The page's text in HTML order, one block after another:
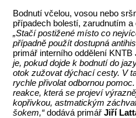
Bodnutí včelou, vosou nebo
případech bolestí, zarudnutím
„Stačí postižené místo co
případně použít dostupná
primář interního oddělení KNTB
je, pokud dojde k bodnutí do
otok zužovat dýchací cesty. V
rychle přivolat odbornou
reakce, která se projeví
kopřivkou, astmatickým
šokem,“dodává primářJiří